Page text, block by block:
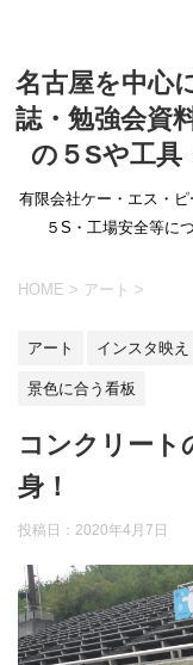
名古屋を中心
誌・勉強会資
の５Sや工具
有限会社ケー・エス・
５S・工場安全等に
HOME > アート >
アート インスタ映え
景色に合う看板
コンクリート
身！
投稿日： 2020年4月7日